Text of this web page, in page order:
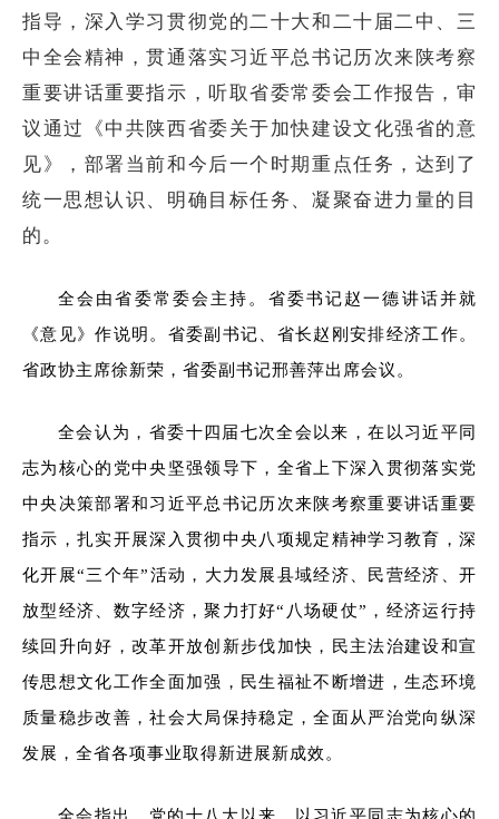
指导，深入学习贯彻党的二十大和二十届二中、三
中全会精神，贯通落实习近平总书记历次来陕考察
重要讲话重要指示，听取省委常委会工作报告，审
议通过《中共陕西省委关于加快建设文化强省的意
见》，部署当前和今后一个时期重点任务，达到了
统一思想认识、明确目标任务、凝聚奋进力量的目
的。
全会由省委常委会主持。省委书记赵一德讲话并就
《意见》作说明。省委副书记、省长赵刚安排经济工作。
省政协主席徐新荣，省委副书记邢善萍出席会议。
全会认为，省委十四届七次全会以来，在以习近平同
志为核心的党中央坚强领导下，全省上下深入贯彻落实党
中央决策部署和习近平总书记历次来陕考察重要讲话重要
指示，扎实开展深入贯彻中央八项规定精神学习教育，深
化开展“三个年”活动，大力发展县域经济、民营经济、开
放型经济、数字经济，聚力打好“八场硬仗”，经济运行持
续回升向好，改革开放创新步伐加快，民主法治建设和宣
传思想文化工作全面加强，民生福祉不断增进，生态环境
质量稳步改善，社会大局保持稳定，全面从严治党向纵深
发展，全省各项事业取得新进展新成效。